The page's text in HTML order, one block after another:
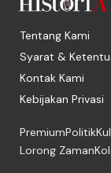
Tentang Kami
Syarat &
Kontak Kami
Kebijakan Privasi
PremiumPolitik
Lorong Zaman